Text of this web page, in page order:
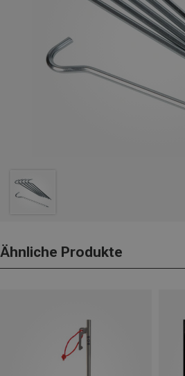
Ähnliche Produkte